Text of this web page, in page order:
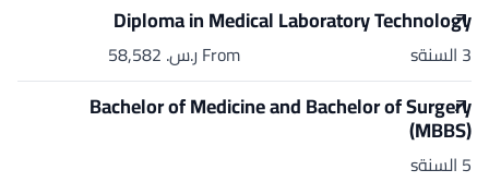
Diploma in Medical Laboratory Technology
3 السنةs From ر.س.‏ 58,582
Bachelor of Medicine and Bachelor of Surgery
(MBBS)
5 السنةs